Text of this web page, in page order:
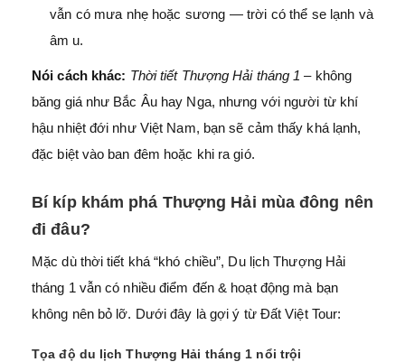
vẫn có mưa nhẹ hoặc sương — trời có thể se lạnh và
âm u.
Nói cách khác: Thời tiết Thượng Hải tháng 1 – không
băng giá như Bắc Âu hay Nga, nhưng với người từ khí
hậu nhiệt đới như Việt Nam, bạn sẽ cảm thấy khá lạnh,
đặc biệt vào ban đêm hoặc khi ra gió.
Bí kíp khám phá Thượng Hải mùa đông nên
đi đâu?
Mặc dù thời tiết khá “khó chiều”, Du lịch Thượng Hải
tháng 1 vẫn có nhiều điểm đến & hoạt động mà bạn
không nên bỏ lỡ. Dưới đây là gợi ý từ Đất Việt Tour:
Tọa độ du lịch Thượng Hải tháng 1 nổi trội